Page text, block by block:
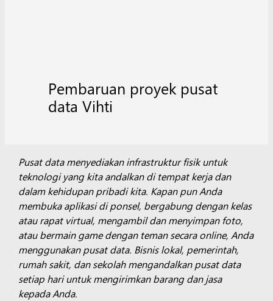
Pembaruan proyek pusat
data Vihti
Pusat data menyediakan infrastruktur fisik untuk
teknologi yang kita andalkan di tempat kerja dan
dalam kehidupan pribadi kita. Kapan pun Anda
membuka aplikasi di ponsel, bergabung dengan kelas
atau rapat virtual, mengambil dan menyimpan foto,
atau bermain game dengan teman secara online, Anda
menggunakan pusat data. Bisnis lokal, pemerintah,
rumah sakit, dan sekolah mengandalkan pusat data
setiap hari untuk mengirimkan barang dan jasa
kepada Anda.